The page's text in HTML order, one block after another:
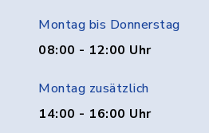
Montag bis Donnerstag
08:00 - 12:00 Uhr
Montag zusätzlich
14:00 - 16:00 Uhr